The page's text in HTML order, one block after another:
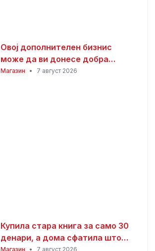
Овој дополнителен бизнис
може да ви донесе добра
заработка од дома: Не ви треба
Магазин • 7 август 2026
Купила стара книга за само 30
денари, а дома сфатила што
Магазин • 7 август 2026